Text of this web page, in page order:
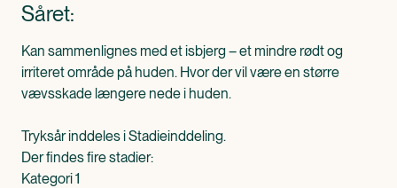
Såret:
Kan sammenlignes med et isbjerg – et mindre rødt og
irriteret område på huden. Hvor der vil være en større
vævsskade længere nede i huden.
Tryksår inddeles i Stadieinddeling.
Der findes fire stadier:
Kategori 1